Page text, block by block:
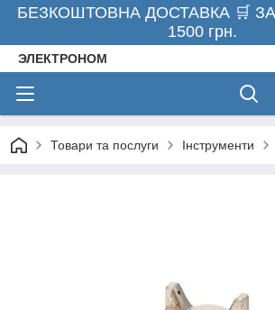
БЕЗКОШТОВНА ДОСТАВКА 🛒
1500 грн.
ЭЛЕКТРОНОМ
Товари та послуги Інструменти